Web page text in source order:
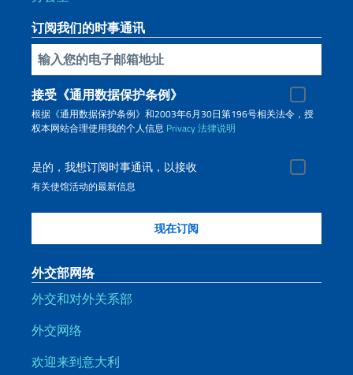
订阅我们的时事通讯
插入你的電子郵件
接受《通用数据保护条例》
根据《通用数据保护条例》和2003年6月30日第196号相关法令，授
权本网站合理使用我的个人信息 Privacy法律说明
是的，我想订阅时事通讯，以接收
有关使馆活动的最新信息
外交部网络
外交和对外关系部
外交网络
欢迎来到意大利